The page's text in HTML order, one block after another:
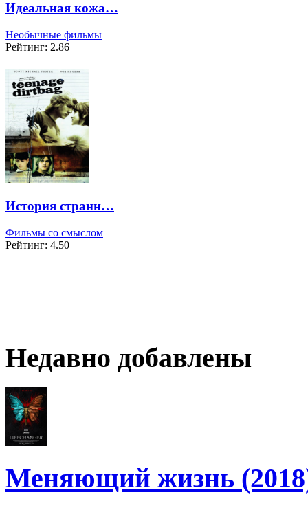
Идеальная кожа…
Необычные фильмы
Рейтинг: 2.86
История странн…
Фильмы со смыслом
Рейтинг: 4.50
Недавно добавлены
Меняющий жизнь